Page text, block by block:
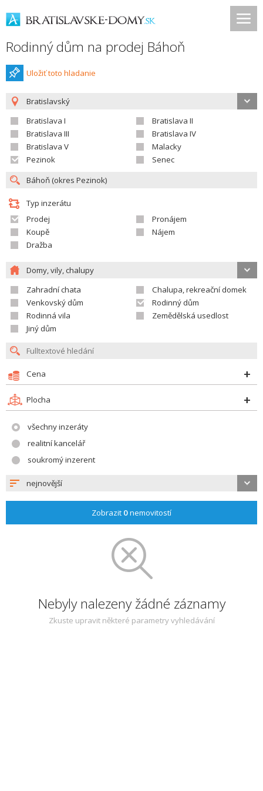
Rodinný dům na prodej Báhoň
Uložiť toto hladanie
Bratislavský
Bratislava I
Bratislava II
Bratislava III
Bratislava IV
Bratislava V
Malacky
Pezinok
Senec
Typ inzerátu
Prodej
Pronájem
Koupě
Nájem
Dražba
Domy, vily, chalupy
Zahradní chata
Chalupa, rekreační domek
Venkovský dům
Rodinný dům
Rodinná vila
Zemědělská usedlost
Jiný dům
Cena
Plocha
všechny inzeráty
realitní kancelář
soukromý inzerent
nejnovější
Zobrazit 0nemovitostí
Nebyly nalezeny žádné záznamy
Zkuste upravit některé parametry vyhledávání